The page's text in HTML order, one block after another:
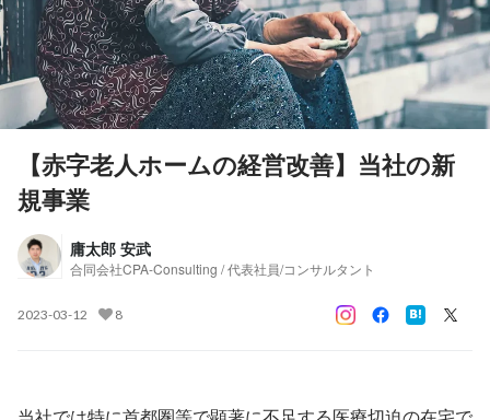
【赤字老人ホームの経営改善】当社の新
規事業
庸太郎 安武
合同会社CPA-Consulting / 代表社員/コンサルタント
2023-03-12 8